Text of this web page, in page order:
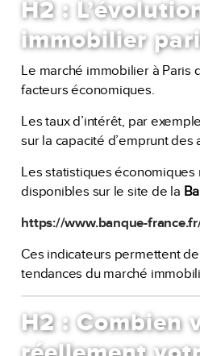
H2 :
immobilier
Le marché immobilier à Paris
facteurs économiques.
Les taux d’intérêt, par
sur la capacité d’emprunt des
Les statistiques économiques
disponibles sur le site de la
https://www.banque-
Ces indicateurs permettent
tendances du marché
H2 : Combien